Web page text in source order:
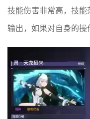
技能伤害非常高，技
输出，如果对自身的操